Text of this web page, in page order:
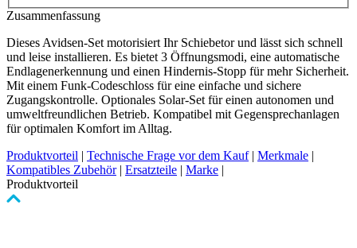
Zusammenfassung
Dieses Avidsen-Set motorisiert Ihr Schiebetor und lässt sich schnell
und leise installieren. Es bietet 3 Öffnungsmodi, eine automatische
Endlagenerkennung und einen Hindernis-Stopp für mehr Sicherheit.
Mit einem Funk-Codeschloss für eine einfache und sichere
Zugangskontrolle. Optionales Solar-Set für einen autonomen und
umweltfreundlichen Betrieb. Kompatibel mit Gegensprechanlagen
für optimalen Komfort im Alltag.
Produktvorteil | Technische Frage vor dem Kauf | Merkmale |
Kompatibles Zubehör | Ersatzteile | Marke |
Produktvorteil